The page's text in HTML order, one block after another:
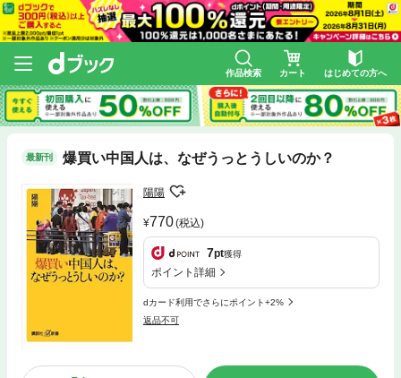
作品検索 カート はじめての方へ
最新刊 爆買い中国人は、なぜうっとうしいのか？
陽陽
770(税込)
7pt獲得
ポイント詳細
dカード利用でさらにポイント+2%
返品不可